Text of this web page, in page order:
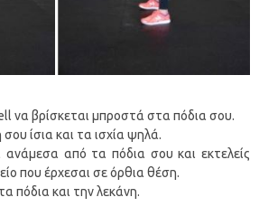
να βρίσκεται μπροστά στα πόδια σου.
ίσια και τα ισχία ψηλά.
από τα πόδια σου και εκτελείς
που έρχεσαι σε όρθια θέση.
πόδια και την λεκάνη.